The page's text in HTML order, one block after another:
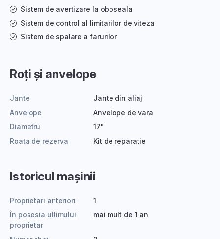
Sistem de avertizare la oboseala
Sistem de control al limitarilor de viteza
Sistem de spalare a farurilor
Roți și anvelope
Jante
Jante din aliaj
Anvelope
Anvelope de vara
Diametru
17"
Roata de rezerva
Kit de reparatie
Istoricul mașinii
Proprietari anteriori
1
În posesia ultimului
proprietar
mai mult de 1 an